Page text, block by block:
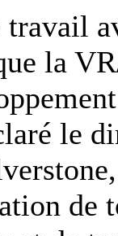
la
le
de